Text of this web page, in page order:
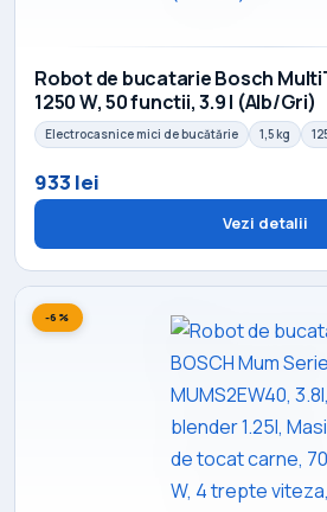
Robot de bucatarie Bosch
1250 W, 50 functii, 3.9 l (Alb/Gri)
Electrocasnice mici de bucătărie 1,5 kg
933 lei
Vezi detalii
-6%